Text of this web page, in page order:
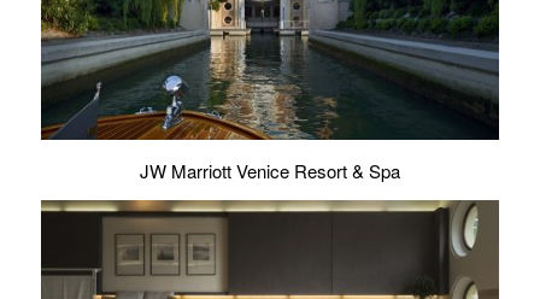
JW Marriott Venice Resort & Spa